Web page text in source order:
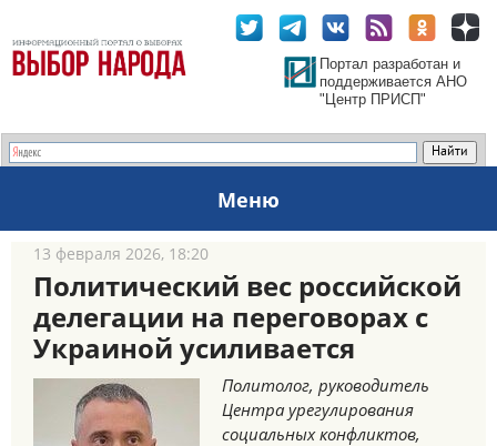
Портал разработан и
поддерживается АНО
"Центр ПРИСП"
Меню
13 февраля 2026, 18:20
Политический вес российской
делегации на переговорах с
Украиной усиливается
Политолог, руководитель
Центра урегулирования
социальных конфликтов,